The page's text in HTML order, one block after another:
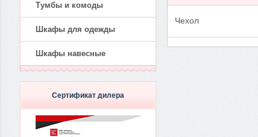
Чехол
Тумбы и комоды
Шкафы для одежды
Шкафы навесные
Сертификат дилера